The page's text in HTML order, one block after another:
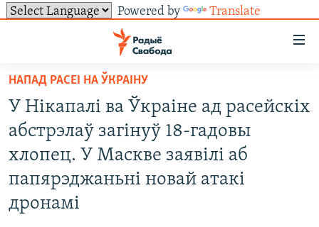
Powered by Translate
ўнівэрсальнага
доступу
Перайсьці
да
галоўнага
зьместу
да
галоўнай
УСЕ НАВІНЫ
ТОЛЬКІ НА СВАБОДЗЕ
ГІСТОРЫЯ НА СВАБОДЗЕ
СУВЯЗЬ
ПАДЗЯЛІЦЦА ІНФАРМАЦЫЯЙ
САЧЫЦЕ ЗА АБНАЎЛЕНЬНЯМІ
НАПАД РАСЕІ НА ЎКРАІНУ
У Нікапалі ва Ўкраіне ад расейскіх
абстрэлаў загінуў 18-гадовы
хлопец. У Маскве заявілі аб
папярэджаньні новай атакі
дронамі